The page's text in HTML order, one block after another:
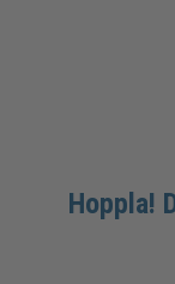
Hoppla!